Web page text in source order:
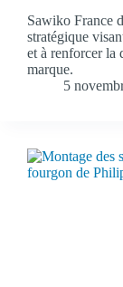
Sawiko France
stratégique
et à renforcer la
marque.
5